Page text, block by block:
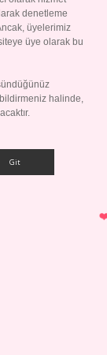
denetleme
üyelerimiz
üye olarak bu
halinde,